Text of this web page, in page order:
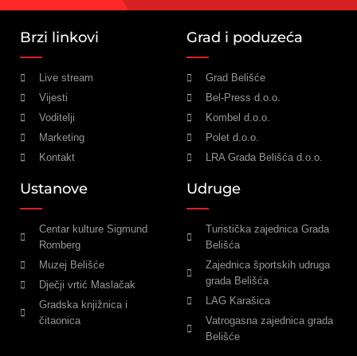
Brzi linkovi
Live stream
Vijesti
Voditelji
Marketing
Kontakt
Grad i poduzeća
Grad Belišće
Bel-Press d.o.o.
Kombel d.o.o.
Polet d.o.o.
LRA Grada Belišća d.o.o.
Ustanove
Centar kulture Sigmund
Romberg
Muzej Belišće
Dječji vrtić Maslačak
Gradska knjižnica i
čitaonica
Udruge
Turistička zajednica Grada
Belišća
Zajednica športskih udruga
grada Belišća
LAG Karašica
Vatrogasna zajednica grada
Belišće